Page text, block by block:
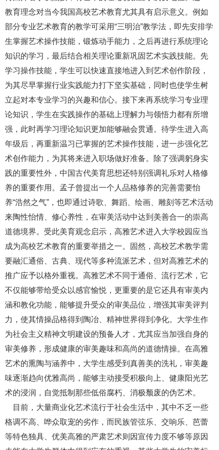
教育理念对当今我国高校艺术教育尤其具有启示意义。例如
部分专业艺术教育的教学可采用“三明治”教学法，即先安排学
生掌握艺术操作技能，锻炼动手能力，之后再进行系统理论
知识的学习，最后结合相关理论重新巩固艺术实践技能。先
学习操作技能，学生可以快速直接地进入到艺术创作阶段，
为其尽早掌握行业实践能力打下坚实基础，同时也使学生树
立起对本专业学习的兴趣和信心。接下来再系统学习专业理
论知识，学生在实践操作的基础上理解力与领悟力都有所增
强，此时再学习理论知识更加能够融会贯通。待学生进入高
年级后，再重新温习已掌握的艺术操作技能，进一步强化艺
术创作能力，为其将来进入职场做好准备。除了强调躬身实
践的重要性外，中国古代美育思想还特别强调礼乐对人格修
养的重要作用。孟子曾提出一个人品格修养的完善需要怡
养“浩然之气”，也即通过诗歌、舞蹈、绘画、雕刻等艺术活动
来陶性怡情、修心养性，在审美活动中达到美善合一的崇高
道德境界。受此美育观念启示，高雅艺术进入大学校园应当
成为高校艺术教育的重要举措之一。固然，高校艺术教学需
要融汇通俗、古典、现代等多种流派艺术，但对高雅艺术的
推广应予以格外重视。高雅艺术不同于通俗、流行艺术，它
不仅能够带给受众以感官愉悦，更重要的是它还具有审美内
涵和教化功能，能够提升受众的审美品位，增强其审美评判
力，使其情操品格得到陶冶、精神世界得到净化。大学生作
为社会主义精神文明建设的预备人才，尤其应当加强自身的
审美修养，形成健康的审美趣味和高尚的道德情操。在高雅
艺术的熏陶与涵养中，大学生感受到真善美的洗礼，审美趣
味逐渐趋向优雅高尚，能够主动接受积极向上、健康阳光艺
术的浸润，自觉抵制那些低俗腐朽、消极颓废的伪艺术。
目前，大量商业化艺术流行于社会生活中，其中不乏一些
格调不高、哗众取宠的劣作，而民族管弦乐、交响乐、芭蕾
等特色独具、优美高雅的严肃艺术则因宣传力度不够等原因